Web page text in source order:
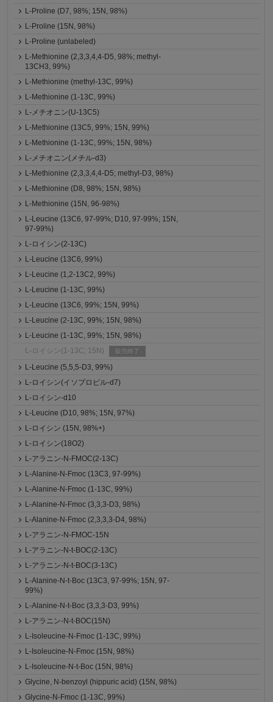
L-Proline (D7, 98%; 15N, 98%)
L-Proline (15N, 98%)
L-Proline (unlabeled)
L-Methionine (2,3,3,4,4-D5, 98%; methyl-
13CH3, 99%)
L-Methionine (methyl-13C, 99%)
L-Methionine (1-13C, 99%)
L-メチオニン(U-13C5)
L-Methionine (13C5, 99%; 15N, 99%)
L-Methionine (1-13C, 99%; 15N, 98%)
L-メチオニン(メチル-d3)
L-Methionine (2,3,3,4,4-D5; methyl-D3, 98%)
L-Methionine (D8, 98%; 15N, 98%)
L-Methionine (15N, 96-98%)
L-Leucine (13C6, 97-99%; D10, 97-99%; 15N,
97-99%)
L-ロイシン(2-13C)
L-Leucine (13C6, 99%)
L-Leucine (1,2-13C2, 99%)
L-Leucine (1-13C, 99%)
L-Leucine (13C6, 99%; 15N, 99%)
L-Leucine (2-13C, 99%; 15N, 98%)
L-Leucine (1-13C, 99%; 15N, 98%)
L-ロイシン(1-13C; 15N)
販売終了
L-Leucine (5,5,5-D3, 99%)
L-ロイシン(イソプロピル-d7)
L-ロイシン-d10
L-Leucine (D10, 98%; 15N, 97%)
L-ロイシン (15N, 98%+)
L-ロイシン(18O2)
L-アラニン-N-FMOC(2-13C)
L-Alanine-N-Fmoc (13C3, 97-99%)
L-Alanine-N-Fmoc (1-13C, 99%)
L-Alanine-N-Fmoc (3,3,3-D3, 98%)
L-Alanine-N-Fmoc (2,3,3,3-D4, 98%)
L-アラニン-N-FMOC-15N
L-アラニン-N-t-BOC(2-13C)
L-アラニン-N-t-BOC(3-13C)
L-Alanine-N-t-Boc (13C3, 97-99%; 15N, 97-
99%)
L-Alanine-N-t-Boc (3,3,3-D3, 99%)
L-アラニン-N-t-BOC(15N)
L-Isoleucine-N-Fmoc (1-13C, 99%)
L-Isoleucine-N-Fmoc (15N, 98%)
L-Isoleucine-N-t-Boc (15N, 98%)
Glycine, N-benzoyl (hippuric acid) (15N, 98%)
Glycine-N-Fmoc (1-13C, 99%)